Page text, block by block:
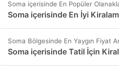
Soma içerisinde En Popüler
Soma içerisinde En İyi
Soma Bölgesinde En Yaygın Fiyat
Soma içerisinde Tatil İçin